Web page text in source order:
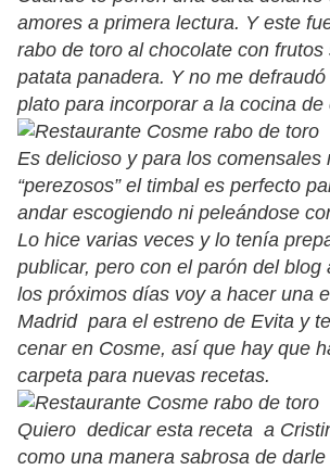
amores a primera lectura. Y este
rabo de toro al chocolate con frutos
patata panadera. Y no me
plato para incorporar a la cocina de
Es delicioso y para los comensales
“perezosos” el timbal es perfecto
andar escogiendo ni peleándose
Lo hice varias veces y lo tenía
publicar, pero con el parón del blog
los próximos días voy a hacer una
Madrid para el estreno de Evita y
cenar en Cosme, así que hay que
carpeta para nuevas recetas.
Quiero dedicar esta receta a
como una manera sabrosa de darle